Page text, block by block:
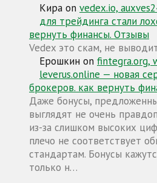
Кира on vedex.io,
для трейдинга стали
вернуть финансы. Отзывы
Vedex это скам, не
Ерошкин on fintegra.org,
leverus.online — новая
брокеров. как вернуть
Даже бонусы,
выглядят не очень
из-за слишком высоких
плечо не соответствует
стандартам. Бонусы
только н…